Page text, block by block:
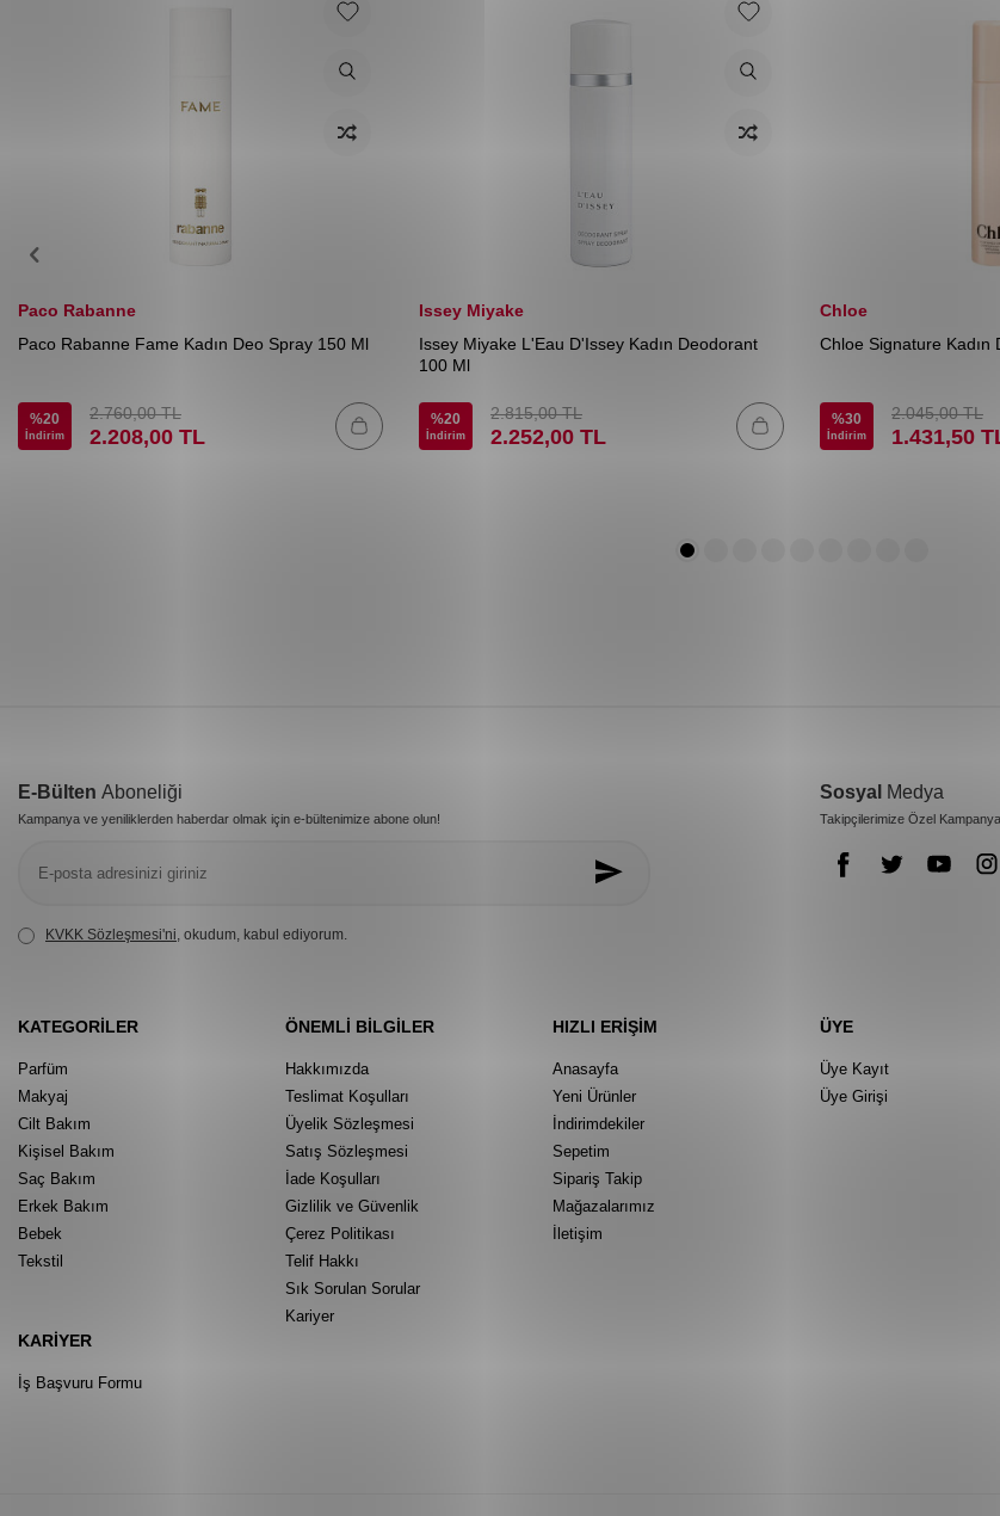
Paco Rabanne
Paco Rabanne Fame Kadın Deo Spray 150 Ml
%20
İndirim
2.760,00TL
2.208,00 TL
Issey Miyake
Issey Miyake L'Eau D'Issey Kadın Deodorant
100 Ml
%20
İndirim
2.815,00TL
2.252,00 TL
Chloe
Chloe Signature Kadın
%30
İndirim
2.045,00TL
1.431,50
E-Bülten Aboneliği
Kampanya ve yeniliklerden haberdar olmak için e-bültenimize abone olun!
KVKK Sözleşmesi'ni , okudum, kabul ediyorum.
Sosyal Medya
Takipçilerimize Özel
KATEGORILER
Parfüm
Makyaj
Cilt Bakım
Kişisel Bakım
Saç Bakım
Erkek Bakım
Bebek
Tekstil
ÖNEMLI BILGILER
Hakkımızda
Teslimat Koşulları
Üyelik Sözleşmesi
Satış Sözleşmesi
İade Koşulları
Gizlilik ve Güvenlik
Çerez Politikası
Telif Hakkı
Sık Sorulan Sorular
Kariyer
HIZLI ERIŞIM
Anasayfa
Yeni Ürünler
İndirimdekiler
Sepetim
Sipariş Takip
Mağazalarımız
İletişim
ÜYE
Üye Kayıt
Üye Girişi
KARIYER
İş Başvuru Formu